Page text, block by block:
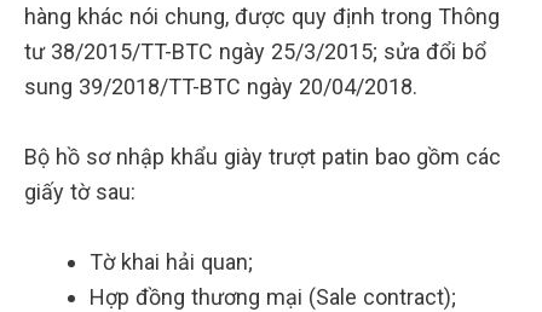
hàng khác nói chung, được quy định trong Thông
tư 38/2015/TT-BTC ngày 25/3/2015; sửa đổi bổ
sung 39/2018/TT-BTC ngày 20/04/2018.
Bộ hồ sơ nhập khẩu giày trượt patin bao gồm các
giấy tờ sau:
Tờ khai hải quan;
Hợp đồng thương mại (Sale contract);